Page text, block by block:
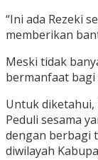
“Ini ada Rezeki
memberikan
Meski tidak
bermanfaat bagi
Untuk diketahui,
Peduli sesama
dengan berbagi
diwilayah